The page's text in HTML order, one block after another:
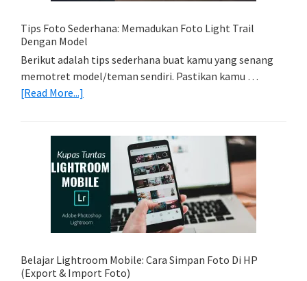
Tips Foto Sederhana: Memadukan Foto Light Trail
Dengan Model
Berikut adalah tips sederhana buat kamu yang senang
memotret model/teman sendiri. Pastikan kamu …
[Read More...]
Sederhana:
Memadukan
Foto
Light
Trail
Dengan
Belajar Lightroom Mobile: Cara Simpan Foto Di HP
(Export & Import Foto)